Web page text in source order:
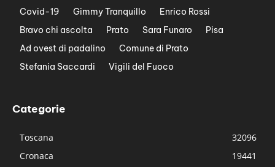
Covid-19
Gimmy Tranquillo
Enrico Rossi
Bravo chi ascolta
Prato Sara Funaro
Pisa
Ad ovest di padalino
Comune di Prato
Stefania Saccardi
Vigili del Fuoco
Categorie
Toscana
32096
Cronaca
19441